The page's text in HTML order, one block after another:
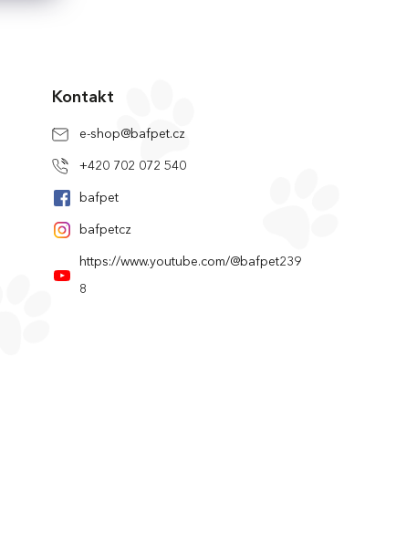
Kontakt
e-shop@bafpet.cz
+420 702 072 540
bafpet
bafpetcz
https://www.youtube.com/@bafpet239
8